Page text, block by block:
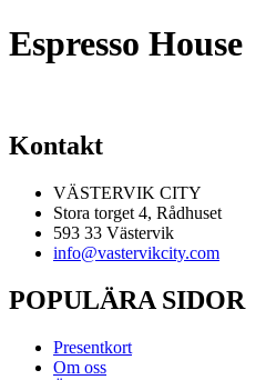
Espresso House
Kontakt
VÄSTERVIK CITY
Stora torget 4, Rådhuset
593 33 Västervik
info@vastervikcity.com
POPULÄRA SIDOR
Presentkort
Om oss